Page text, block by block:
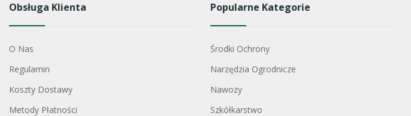
Obsługa Klienta
O Nas
Regulamin
Koszty Dostawy
Metody Płatności
Popularne Kategorie
Środki Ochrony
Narzędzia Ogrodnicze
Nawozy
Szkółkarstwo